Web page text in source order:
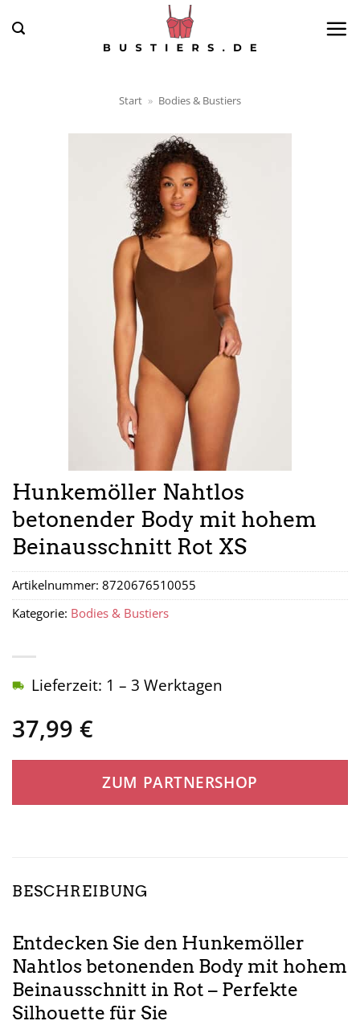
Inhalt
Start » Bodies & Bustiers
Hunkemöller Nahtlos
betonender Body mit hohem
Beinausschnitt Rot XS
37,99 €
Lieferzeit: 1 – 3 Werktagen
ZUM PARTNERSHOP
Artikelnummer: 8720676510055
Kategorie: Bodies & Bustiers
BESCHREIBUNG
Entdecken Sie den Hunkemöller
Nahtlos betonenden Body mit hohem
Beinausschnitt in Rot – Perfekte
Silhouette für Sie